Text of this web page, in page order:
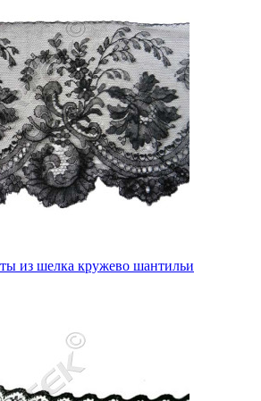
из шелка кружево шантильи